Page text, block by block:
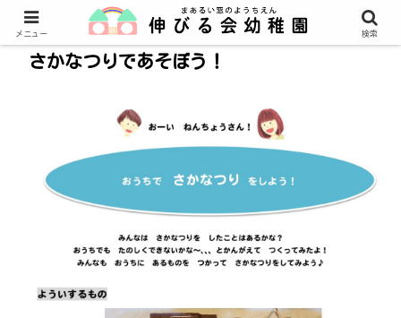
さかなつりであそぼう！
メニュー 検索